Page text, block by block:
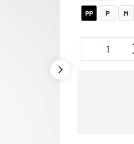
PP P M